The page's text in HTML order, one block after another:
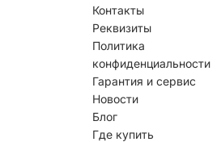
Контакты
Реквизиты
Политика
конфиденциальности
Гарантия и сервис
Новости
Блог
Где купить